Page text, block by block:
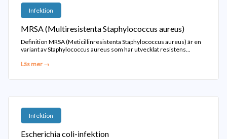
Infektion
MRSA (Multiresistenta Staphylococcus aureus)
Definition MRSA (Meticillinresistenta Staphylococcus aureus) är en
variant av Staphylococcus aureus som har utvecklat resistens...
Läs mer →
Infektion
Escherichia coli-infektion